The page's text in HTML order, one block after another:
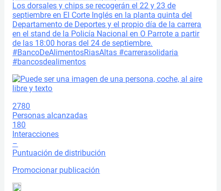
Los dorsales y chips se recogerán el 22 y 23 de
septiembre en El Corte Inglés en la planta quinta del
Departamento de Deportes y el propio día de la carrera
en el stand de la Policía Nacional en O Parrote a partir
de las 18:00 horas del 24 de septiembre.
#BancoDeAlimentosRiasAltas #carrerasolidaria
#bancosdealimentos
2780
Personas alcanzadas
180
Interacciones
–
Puntuación de distribución
Promocionar publicación